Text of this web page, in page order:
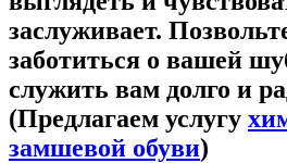
заслуживает.
заботиться о вашей
служить вам долго и
(Предлагаем услугу
замшевой обуви)